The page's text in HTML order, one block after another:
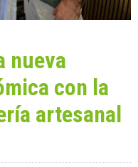
nueva
con la
artesanal